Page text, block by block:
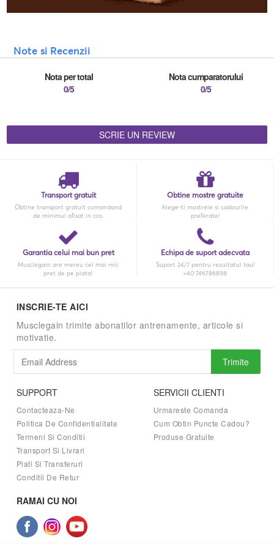
Note si Recenzii
Nota per total
0/5
Nota cumparatorului
0/5
SCRIE UN REVIEW
Transport gratuit
Obtine transport gratuit comandand
de minimul afisat in cos.
Obtine mostre gratuite
Alege-ti mostrele si cadourile
preferate!
Garantia celui mai bun pret
Musclegain are mereu cel mai mic
pret de pe piata!
Echipa de suport adecvata
Suport 24/7 pentru rezultatul tau!
+40 746786898
INSCRIE-TE AICI
Musclegain trimite abonatilor antrenamente, articole si
motivatie.
Trimite
SUPPORT
Contacteaza-Ne
Politica De Confidentialitate
Termeni Si Conditii
Transport Si Livrari
Plati Si Transferuri
Conditii De Retur
SERVICII CLIENTI
Urmareste Comanda
Cum Obtin Puncte Cadou?
Produse Gratuite
RAMAI CU NOI